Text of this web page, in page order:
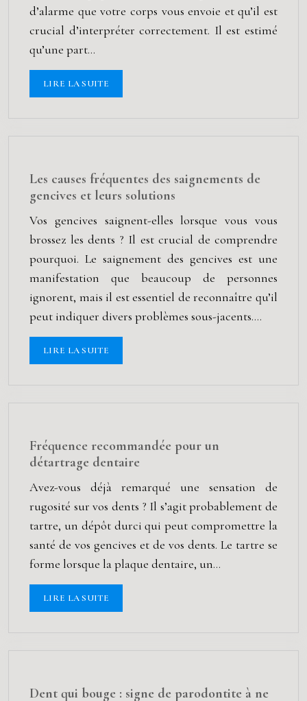
d’alarme que votre corps vous envoie et qu’il est
crucial d’interpréter correctement. Il est estimé
qu’une part…
LIRE LA SUITE
Les causes fréquentes des saignements de
gencives et leurs solutions
Vos gencives saignent-elles lorsque vous vous
brossez les dents ? Il est crucial de comprendre
pourquoi. Le saignement des gencives est une
manifestation que beaucoup de personnes
ignorent, mais il est essentiel de reconnaître qu’il
peut indiquer divers problèmes sous-jacents….
LIRE LA SUITE
Fréquence recommandée pour un
détartrage dentaire
Avez-vous déjà remarqué une sensation de
rugosité sur vos dents ? Il s’agit probablement de
tartre, un dépôt durci qui peut compromettre la
santé de vos gencives et de vos dents. Le tartre se
forme lorsque la plaque dentaire, un…
LIRE LA SUITE
Dent qui bouge : signe de parodontite à ne